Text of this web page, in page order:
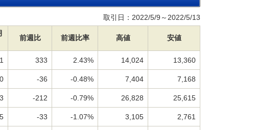
取引日：2022/5/9～2022/5/13
前週比 前週比率 高値 安値
333 2.43% 14,024 13,360
-36 -0.48% 7,404 7,168
-212 -0.79% 26,828 25,615
-33 -1.07% 3,105 2,761